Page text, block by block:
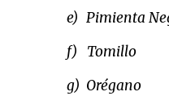
e) Pimienta
f)
Tomillo
g) Orégano